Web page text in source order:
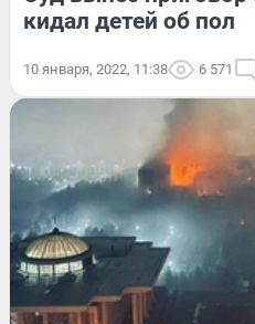
кидал детей об пол
10 января, 2022, 11:38 6 571